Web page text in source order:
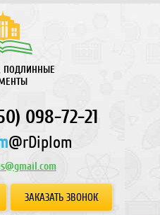
ПОДЛИННЫЕ
098-72-21
@rDiplom
ЗАКАЗАТЬ ЗВОНОК